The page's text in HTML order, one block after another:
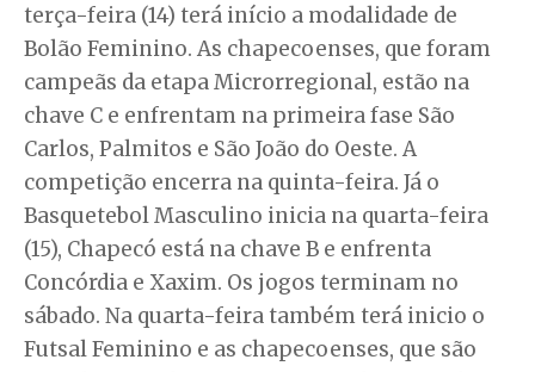
terça-feira (14) terá início a modalidade de
Bolão Feminino. As chapecoenses, que foram
campeãs da etapa Microrregional, estão na
chave C e enfrentam na primeira fase São
Carlos, Palmitos e São João do Oeste. A
competição encerra na quinta-feira. Já o
Basquetebol Masculino inicia na quarta-feira
(15), Chapecó está na chave B e enfrenta
Concórdia e Xaxim. Os jogos terminam no
sábado. Na quarta-feira também terá inicio o
Futsal Feminino e as chapecoenses, que são